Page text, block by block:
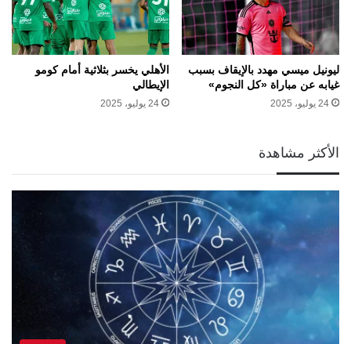
ليونيل ميسي مهدد بالإيقاف بسبب
غيابه عن مباراة «كل النجوم»
24 يوليو، 2025
الأهلي يخسر بثلاثية أمام كومو
الإيطالي
24 يوليو، 2025
الأكثر مشاهدة